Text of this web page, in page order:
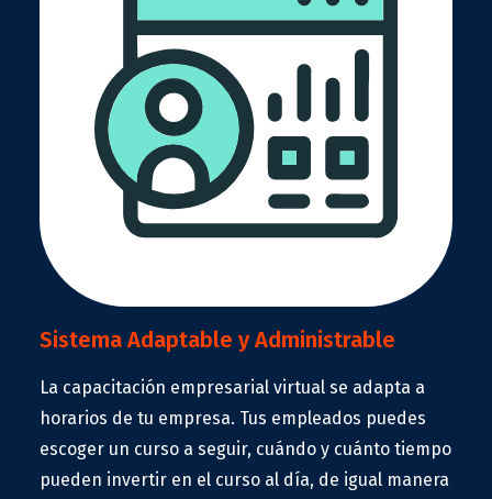
Sistema Adaptable y Administrable
La capacitación empresarial virtual se adapta a
horarios de tu empresa. Tus empleados puedes
escoger un curso a seguir, cuándo y cuánto tiempo
pueden invertir en el curso al día, de igual manera